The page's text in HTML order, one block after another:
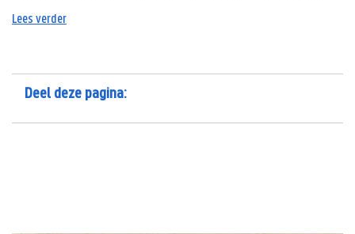
Lees verder
Deel deze pagina: